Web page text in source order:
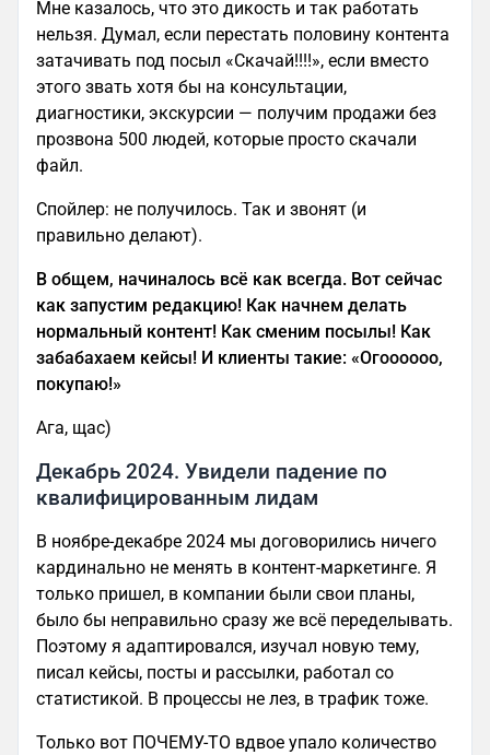
Мне казалось, что это дикость и так работать
нельзя. Думал, если перестать половину контента
затачивать под посыл «Скачай!!!!», если вместо
этого звать хотя бы на консультации,
диагностики, экскурсии — получим продажи без
прозвона 500 людей, которые просто скачали
файл.
Спойлер: не получилось. Так и звонят (и
правильно делают).
В общем, начиналось всё как всегда. Вот сейчас
как запустим редакцию! Как начнем делать
нормальный контент! Как сменим посылы! Как
забабахаем кейсы! И клиенты такие: «Огоооооо,
покупаю!»
Ага, щас)
Декабрь 2024. Увидели падение по
квалифицированным лидам
В ноябре-декабре 2024 мы договорились ничего
кардинально не менять в контент-маркетинге. Я
только пришел, в компании были свои планы,
было бы неправильно сразу же всё переделывать.
Поэтому я адаптировался, изучал новую тему,
писал кейсы, посты и рассылки, работал со
статистикой. В процессы не лез, в трафик тоже.
Только вот ПОЧЕМУ-ТО вдвое упало количество